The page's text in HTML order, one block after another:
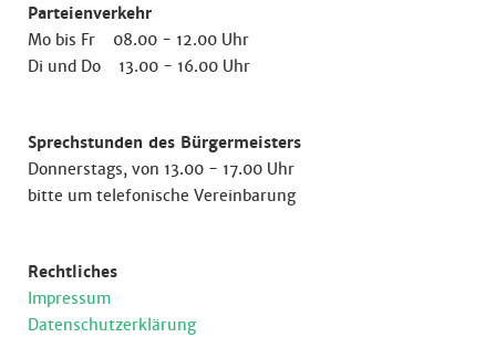
Parteienverkehr
Mo bis Fr 08.00 - 12.00 Uhr
Di und Do 13.00 - 16.00 Uhr
Sprechstunden des Bürgermeisters
Donnerstags, von 13.00 - 17.00 Uhr
bitte um telefonische Vereinbarung
Rechtliches
Impressum
Datenschutzerklärung